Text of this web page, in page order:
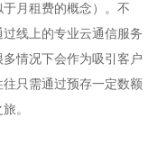
月租费的概念）。不
线上的专业云通信服务
情况下会作为吸引客户
只需通过预存一定数额
。